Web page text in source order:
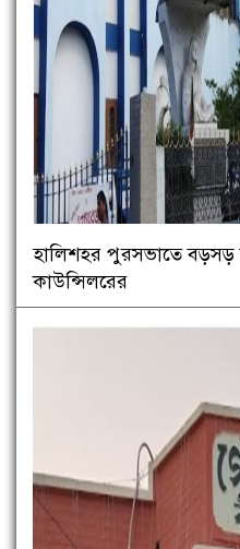
হালিশহর পুরসভাতে
কাউন্সিলরের